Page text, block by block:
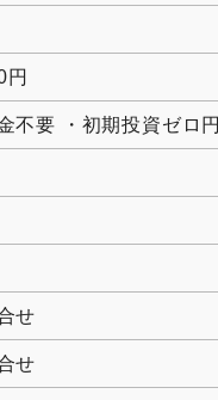
円
不要 ・初期投資ゼロ円
せ
せ